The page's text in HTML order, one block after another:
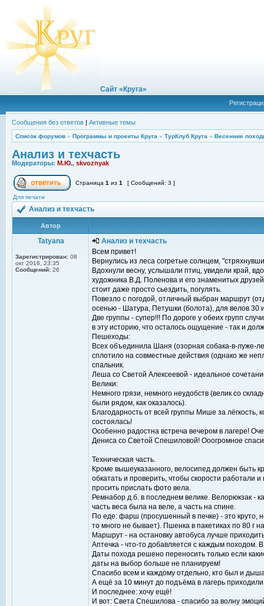
Сайт «Круга»
Сообщения без ответов | Активные темы
Список форумов » Программы и проекты Круга » ТурКлуб Круга » Весенние
Анализ и техчасть
Модераторы: М.Ю., skvoznyak
Страница 1 из 1 [ Сообщений: 3 ]
Для печати
Анализ и техчасть
Автор
Tatyana
Зарегистрирован: 08
окт 2016, 23:35
Сообщений: 26
Анализ и техчасть
Всем привет!
Вернулись из леса согретые солнцем,
Вдохнули весну, услышали птиц, увидели край,
художника В.Д. Поленова и его знаменитых
стоит даже просто сьездить, погулять.
Повезло с погодой, отличный выбран маршрут
осенью - Шатура, Петушки (болота), для велов 30
Две группы - супер!!! По дороге у обеих групп
в эту историю, что осталось ощущение - так и
Пешеходы:
Всех объединила Шаня (озорная собака-в-луже-
сплотило на совместные действия (однако же
спальник.
Леша со Светой Алексеевой - идеальное
Велики:
Немного грязи, немного неудобств (велик со
были рядом, как оказалось).
Благодарность от всей группы Мише за
состоялась!
Особенно радостна встреча вечером в лагере!
Дениса со Светой Спешиловой! Ооогромное
Техническая часть.
Кроме вышеуказанного, велосипед должен быть
обкатать и проверить, чтобы скорости работали
просить прислать фото вела.
Ремнабор д.б. в последнем велике. Велорюкзак -
часть веса была на веле, а часть на спине.
По еде: фарш (просушенный в печке) - это круто,
то много не бывает). Пшенка в пакетиках по 80 г
Маршрут - на остановку автобуса лучше
Аптечка - что-то добавляется с каждым походом.
Даты похода решено переносить только если
даты на выбор больше не планируем!
Спасибо всем и каждому отдельно, кто был и
А ещё за 10 минут до подъёма в лагерь
И последнее: хочу ещё!
И вот: Света Спешилова - спасибо за волну